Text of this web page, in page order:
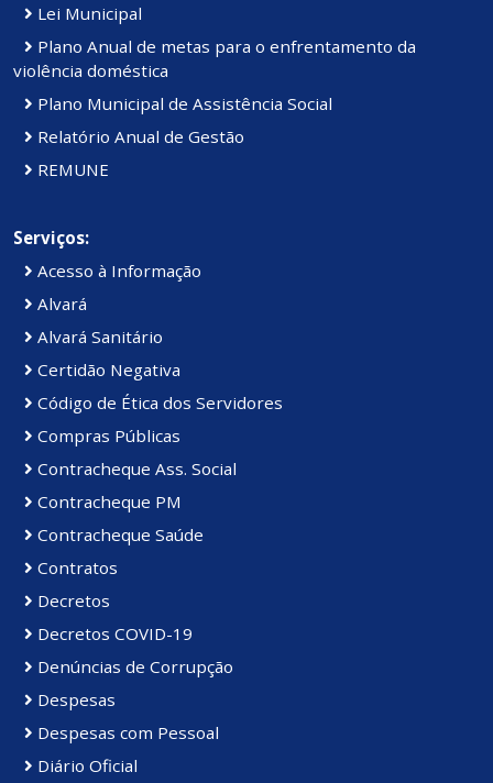
Lei Municipal
Plano Anual de metas para o enfrentamento da
violência doméstica
Plano Municipal de Assistência Social
Relatório Anual de Gestão
REMUNE
Serviços:
Acesso à Informação
Alvará
Alvará Sanitário
Certidão Negativa
Código de Ética dos Servidores
Compras Públicas
Contracheque Ass. Social
Contracheque PM
Contracheque Saúde
Contratos
Decretos
Decretos COVID-19
Denúncias de Corrupção
Despesas
Despesas com Pessoal
Diário Oficial